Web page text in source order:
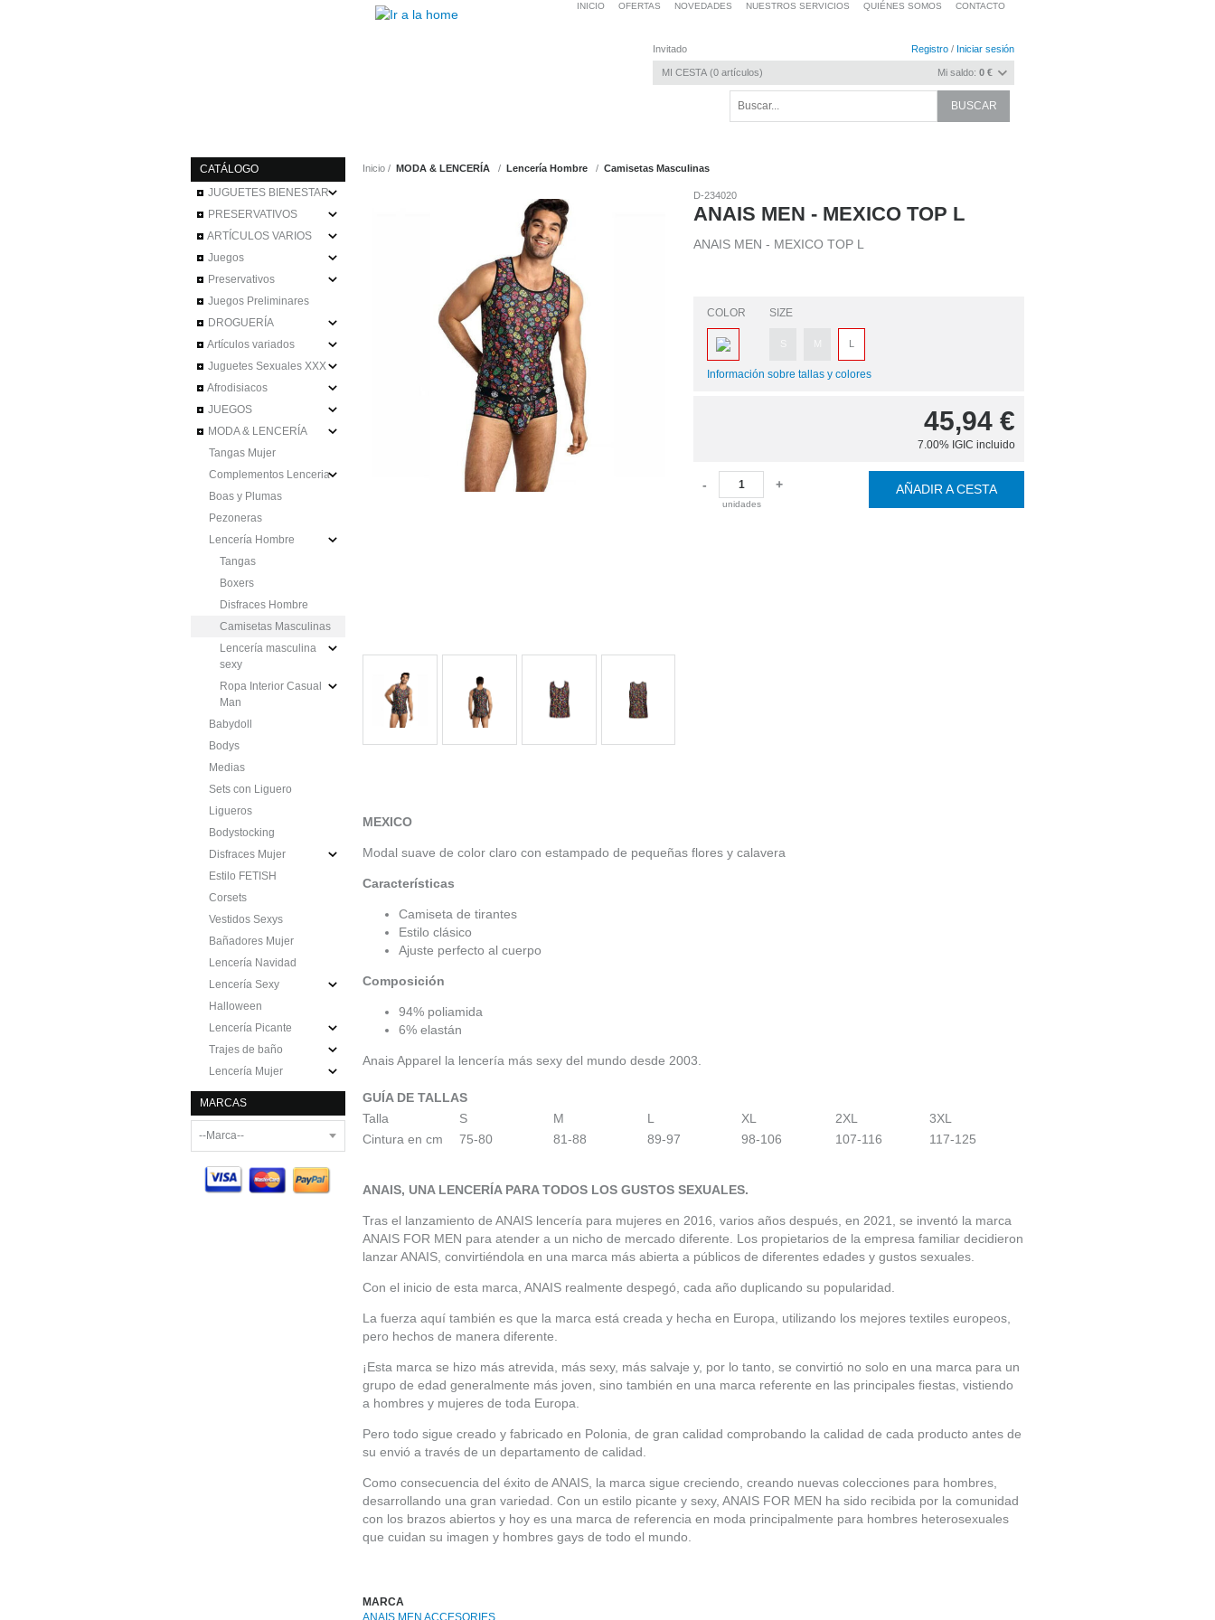
Invitado Registro / Iniciar sesión
MI CESTA 0 artículos Mi saldo: 0 €
INICIO OFERTAS NOVEDADES NUESTROS SERVICIOS QUIÉNES SOMOS CONTACTO
CATÁLOGO
JUGUETES BIENESTAR
PRESERVATIVOS
ARTÍCULOS VARIOS
Juegos
Preservativos
Juegos Preliminares
DROGUERÍA
Artículos variados
Juguetes Sexuales XXX
Afrodisiacos
JUEGOS
MODA & LENCERÍA
Tangas Mujer
Complementos Lenceria
Boas y Plumas
Pezoneras
Lencería Hombre
Tangas
Boxers
Disfraces Hombre
Camisetas Masculinas
Lencería masculina
sexy
Ropa Interior Casual
Man
Babydoll
Bodys
Medias
Sets con Liguero
Ligueros
Bodystocking
Disfraces Mujer
Estilo FETISH
Corsets
Vestidos Sexys
Bañadores Mujer
Lencería Navidad
Lencería Sexy
Halloween
Lencería Picante
Trajes de baño
Lencería Mujer
MARCAS
Inicio MODA & LENCERÍA Lencería Hombre Camisetas Masculinas
D-234020
ANAIS MEN - MEXICO TOP L
ANAIS MEN - MEXICO TOP L
COLOR SIZE
Información sobre tallas y colores
45,94 €
7.00% IGIC incluido
-
unidades
+ AÑADIR A CESTA
MEXICO
Modal suave de color claro con estampado de pequeñas flores y calavera
Características
Camiseta de tirantes
Estilo clásico
Ajuste perfecto al cuerpo
Composición
94% poliamida
6% elastán
Anais Apparel la lencería más sexy del mundo desde 2003.
GUÍA DE TALLAS
Talla
S M L XL 2XL
3XL
Cintura en cm
75-80 81-88 89-97 98-106 107-116 117-125
ANAIS, UNA LENCERÍA PARA TODOS LOS GUSTOS SEXUALES.
Tras el lanzamiento de ANAIS lencería para mujeres en 2016, varios años después, en 2021, se inventó la marca
ANAIS FOR MEN para atender a un nicho de mercado diferente. Los propietarios de la empresa familiar decidieron
lanzar ANAIS, convirtiéndola en una marca más abierta a públicos de diferentes edades y gustos sexuales.
Con el inicio de esta marca, ANAIS realmente despegó, cada año duplicando su popularidad.
La fuerza aquí también es que la marca está creada y hecha en Europa, utilizando los mejores textiles europeos,
pero hechos de manera diferente.
¡Esta marca se hizo más atrevida, más sexy, más salvaje y, por lo tanto, se convirtió no solo en una marca para un
grupo de edad generalmente más joven, sino también en una marca referente en las principales fiestas, vistiendo
a hombres y mujeres de toda Europa.
Pero todo sigue creado y fabricado en Polonia, de gran calidad comprobando la calidad de cada producto antes de
su envió a través de un departamento de calidad.
Como consecuencia del éxito de ANAIS, la marca sigue creciendo, creando nuevas colecciones para hombres,
desarrollando una gran variedad. Con un estilo picante y sexy, ANAIS FOR MEN ha sido recibida por la comunidad
con los brazos abiertos y hoy es una marca de referencia en moda principalmente para hombres heterosexuales
que cuidan su imagen y hombres gays de todo el mundo.
MARCA